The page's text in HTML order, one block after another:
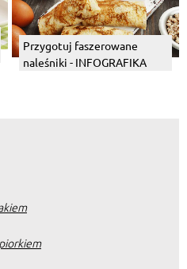
Przygotuj faszerowane
naleśniki - INFOGRAFIKA